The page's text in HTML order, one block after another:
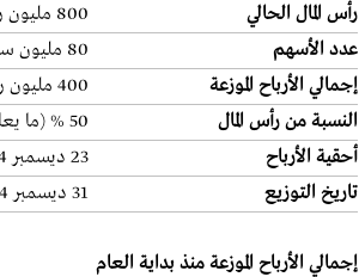
رأس المال الحالي
800 مليون ريال
عدد الأسهم
80 مليون سهم
إجمالي الأرباح الموزعة
400 مليون ريال
النسبة من رأس المال
50 % (ما يعادل 5 ريالات للسهم)
أحقية الأرباح
23 ديسمبر 2024
تاريخ التوزيع
31 ديسمبر 2024
إجمالي الأرباح الموزعة منذ بداية العام